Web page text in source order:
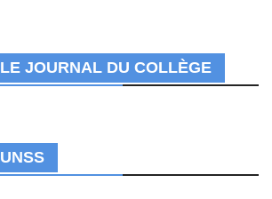
LE JOURNAL DU COLLÈGE
UNSS